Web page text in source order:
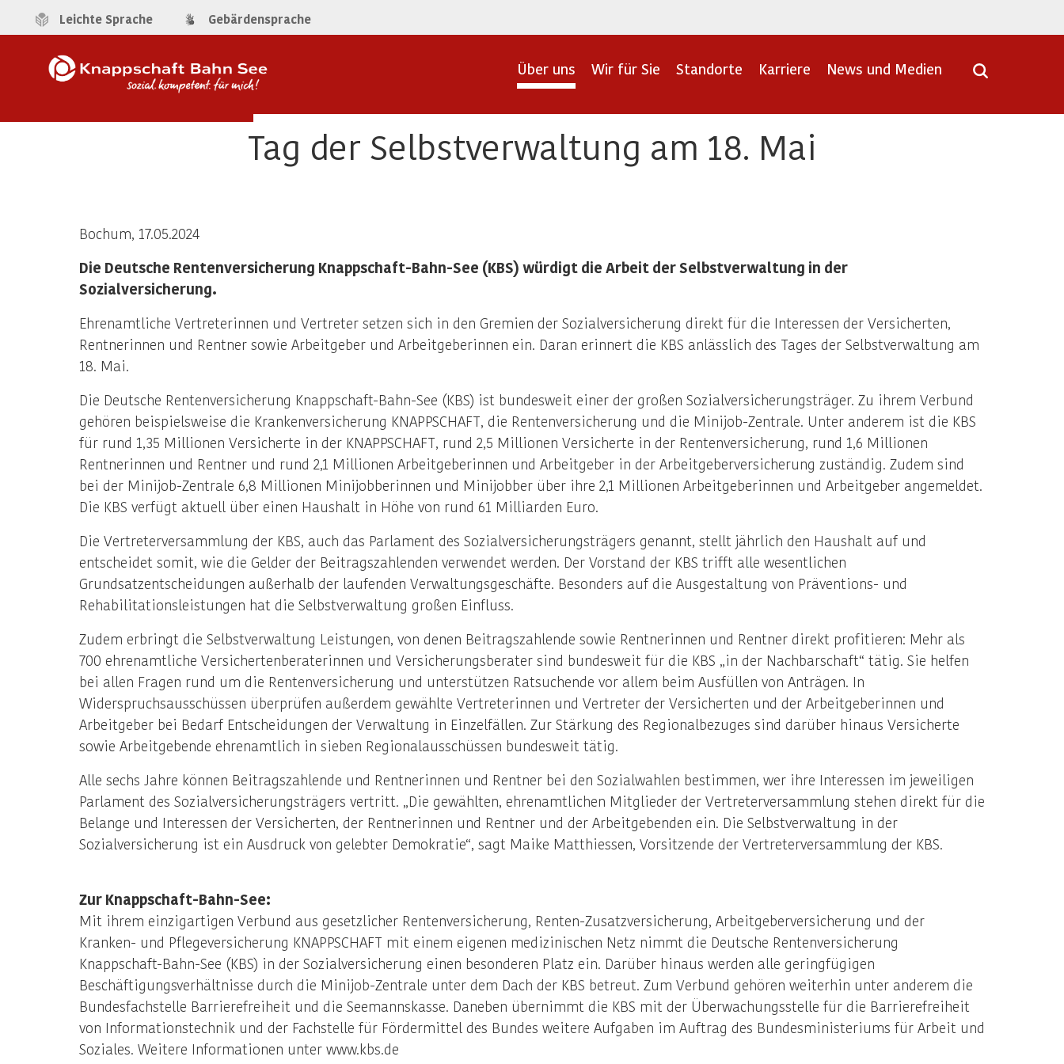
Leichte Sprache Gebärdensprache
Über uns Wir für Sie Standorte Karriere News und Medien
Tag der Selbstverwaltung am 18. Mai
Bochum, 17.05.2024
Die Deutsche Rentenversicherung Knappschaft-Bahn-See (KBS) würdigt die Arbeit der Selbstverwaltung in der
Sozialversicherung.
Ehrenamtliche Vertreterinnen und Vertreter setzen sich in den Gremien der Sozialversicherung direkt für die Interessen der Versicherten,
Rentnerinnen und Rentner sowie Arbeitgeber und Arbeitgeberinnen ein. Daran erinnert die KBS anlässlich des Tages der Selbstverwaltung am
18. Mai.
Die Deutsche Rentenversicherung Knappschaft-Bahn-See (KBS) ist bundesweit einer der großen Sozialversicherungsträger. Zu ihrem Verbund
gehören beispielsweise die Krankenversicherung KNAPPSCHAFT, die Rentenversicherung und die Minijob-Zentrale. Unter anderem ist die KBS
für rund 1,35 Millionen Versicherte in der KNAPPSCHAFT, rund 2,5 Millionen Versicherte in der Rentenversicherung, rund 1,6 Millionen
Rentnerinnen und Rentner und rund 2,1 Millionen Arbeitgeberinnen und Arbeitgeber in der Arbeitgeberversicherung zuständig. Zudem sind
bei der Minijob-Zentrale 6,8 Millionen Minijobberinnen und Minijobber über ihre 2,1 Millionen Arbeitgeberinnen und Arbeitgeber angemeldet.
Die KBS verfügt aktuell über einen Haushalt in Höhe von rund 61 Milliarden Euro.
Die Vertreterversammlung der KBS, auch das Parlament des Sozialversicherungsträgers genannt, stellt jährlich den Haushalt auf und
entscheidet somit, wie die Gelder der Beitragszahlenden verwendet werden. Der Vorstand der KBS trifft alle wesentlichen
Grundsatzentscheidungen außerhalb der laufenden Verwaltungsgeschäfte. Besonders auf die Ausgestaltung von Präventions- und
Rehabilitationsleistungen hat die Selbstverwaltung großen Einfluss.
Zudem erbringt die Selbstverwaltung Leistungen, von denen Beitragszahlende sowie Rentnerinnen und Rentner direkt profitieren: Mehr als
700 ehrenamtliche Versichertenberaterinnen und Versicherungsberater sind bundesweit für die KBS „in der Nachbarschaft“ tätig. Sie helfen
bei allen Fragen rund um die Rentenversicherung und unterstützen Ratsuchende vor allem beim Ausfüllen von Anträgen. In
Widerspruchsausschüssen überprüfen außerdem gewählte Vertreterinnen und Vertreter der Versicherten und der Arbeitgeberinnen und
Arbeitgeber bei Bedarf Entscheidungen der Verwaltung in Einzelfällen. Zur Stärkung des Regionalbezuges sind darüber hinaus Versicherte
sowie Arbeitgebende ehrenamtlich in sieben Regionalausschüssen bundesweit tätig.
Alle sechs Jahre können Beitragszahlende und Rentnerinnen und Rentner bei den Sozialwahlen bestimmen, wer ihre Interessen im jeweiligen
Parlament des Sozialversicherungsträgers vertritt. „Die gewählten, ehrenamtlichen Mitglieder der Vertreterversammlung stehen direkt für die
Belange und Interessen der Versicherten, der Rentnerinnen und Rentner und der Arbeitgebenden ein. Die Selbstverwaltung in der
Sozialversicherung ist ein Ausdruck von gelebter Demokratie“, sagt Maike Matthiessen, Vorsitzende der Vertreterversammlung der KBS.
Zur Knappschaft-Bahn-See:
Mit ihrem einzigartigen Verbund aus gesetzlicher Rentenversicherung, Renten-Zusatzversicherung, Arbeitgeberversicherung und der
Kranken- und Pflegeversicherung KNAPPSCHAFT mit einem eigenen medizinischen Netz nimmt die Deutsche Rentenversicherung
Knappschaft-Bahn-See (KBS) in der Sozialversicherung einen besonderen Platz ein. Darüber hinaus werden alle geringfügigen
Beschäftigungsverhältnisse durch die Minijob-Zentrale unter dem Dach der KBS betreut. Zum Verbund gehören weiterhin unter anderem die
Bundesfachstelle Barrierefreiheit und die Seemannskasse. Daneben übernimmt die KBS mit der Überwachungsstelle für die Barrierefreiheit
von Informationstechnik und der Fachstelle für Fördermittel des Bundes weitere Aufgaben im Auftrag des Bundesministeriums für Arbeit und
Soziales. Weitere Informationen unter www.kbs.de